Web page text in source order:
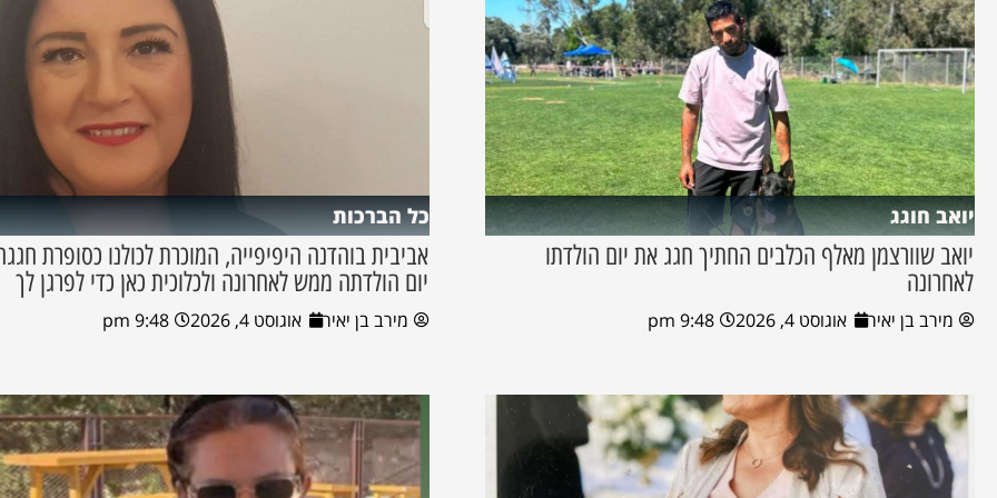
יואב חוגג
יואב שוורצמן מאלף הכלבים החתיך חגג את יום הולדתו
לאחרונה
מירב בן יאיר אוגוסט 4, 2026 9:48 pm
כל הברכות
אביבית בוהדנה היפיפייה, המוכרת לכולנו כסופרת
יום הולדתה ממש לאחרונה ולכלוכית כאן כדי לפרגן לך
מירב בן יאיר אוגוסט 4, 2026 9:48 pm